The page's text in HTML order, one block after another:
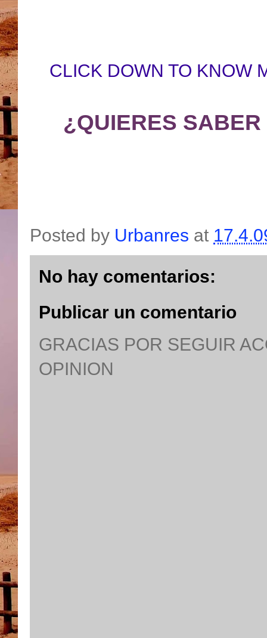
CLICK DOWN TO KNOW
¿QUIERES
Posted by Urbanres at
No hay comentarios:
Publicar un comentario
GRACIAS POR SEGUIR
OPINION